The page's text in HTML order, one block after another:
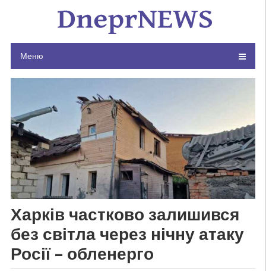
Меню
Харків частково залишився
без світла через нічну атаку
Росії – обленерго